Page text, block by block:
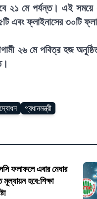
২১ মে পর্যন্ত। এই সময়ে
এবং ফ্লাইনাসের ৩০টি
২৬ মে পবিত্র হজ
প্রধানমন্ত্রী
ফলাফলে এবার মেধার
হবে:শিক্ষা